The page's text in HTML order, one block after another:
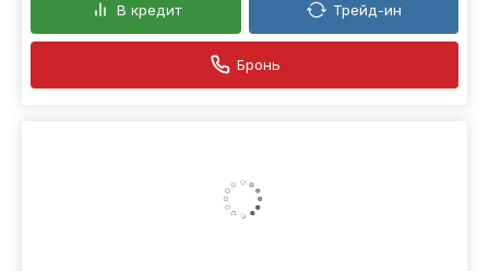
В кредит Трейд-ин
Бронь